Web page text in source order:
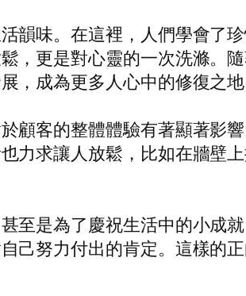
韻味。在這裡，人們學會了
，更是對心靈的一次洗滌。
，成為更多人心中的修復之地
顧客的整體體驗有著顯著影
力求讓人放鬆，比如在牆壁
至是為了慶祝生活中的小成
己努力付出的肯定。這樣的